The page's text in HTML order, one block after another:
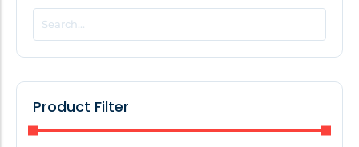
POPULAR THIS WEEK
No Posts Found!
Product Filter